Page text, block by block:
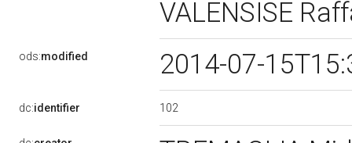
VALENSISE
ods:modified 2014-07-
dc:identifier 102